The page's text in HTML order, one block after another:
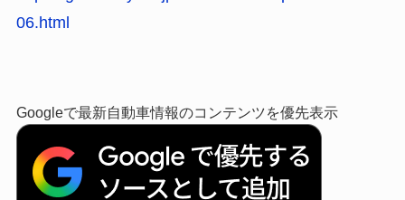
06.html
Googleで最新自動車情報のコンテンツを優先表示